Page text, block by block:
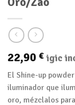
22,90 € igic
El Shine-up
iluminador que
oro, mézclalos